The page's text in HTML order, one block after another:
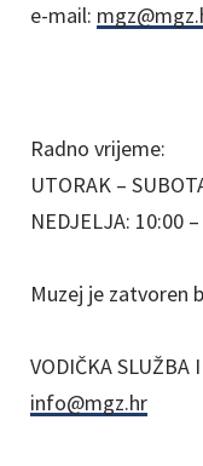
e-mail:
Radno vrijeme:
UTORAK –
NEDJELJA: 10:00
Muzej je zatvoren
VODIČKA SLUŽBA
info@mgz.hr